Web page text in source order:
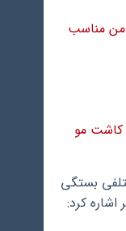
من مناسب
کاشت مو
بستگی
اشاره کرد: